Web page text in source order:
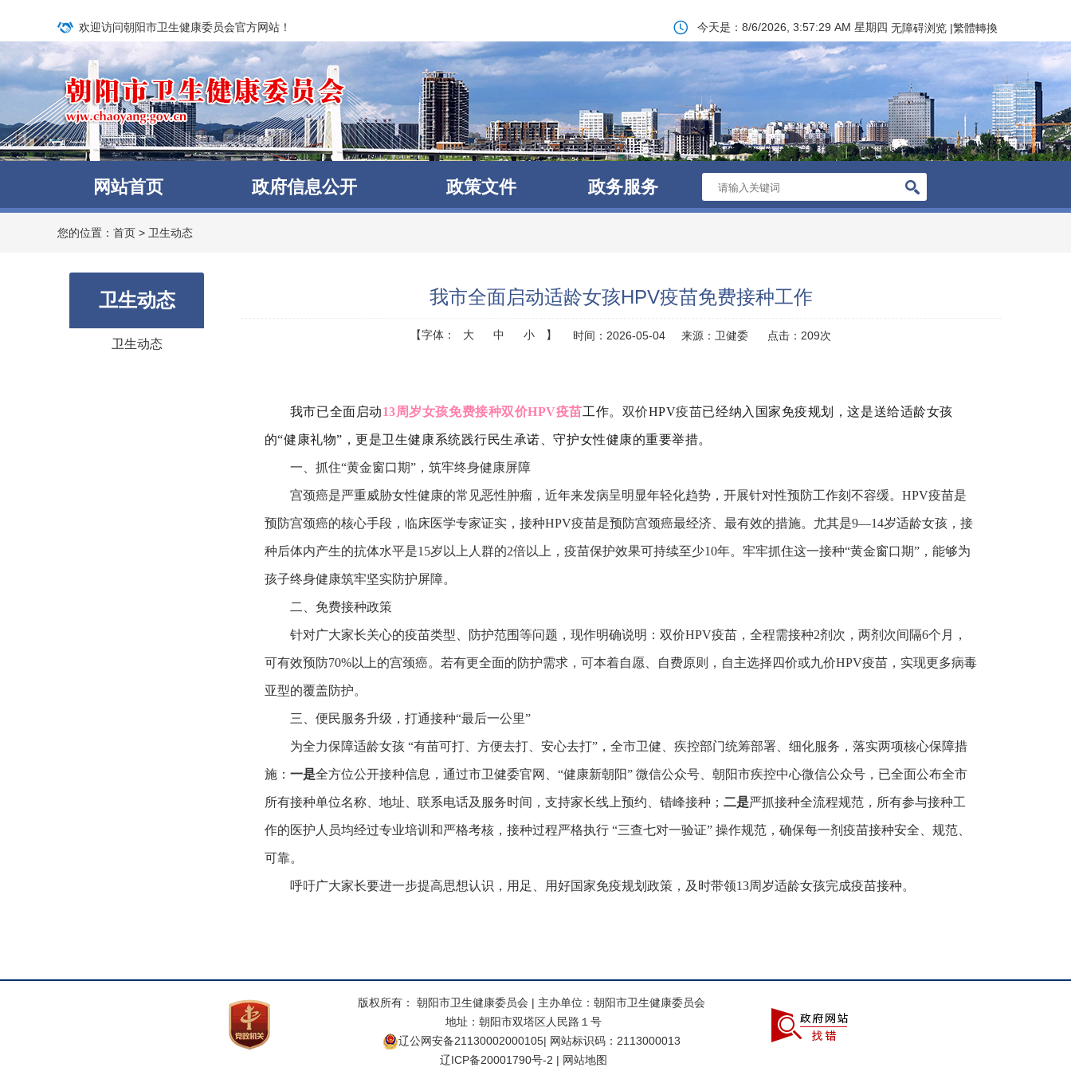
欢迎访问朝阳市卫生健康委员会官方网站！ 今天是： 8/6/2026, 3:57:29 AM 星期四 无障碍浏览 |繁體轉換
网站首页 政府信息公开 政策文件 政务服务
您的位置： 首页 > 卫生动态
卫生动态
卫生动态
我市全面启动适龄女孩HPV疫苗免费接种工作
【字体： 大 中 小 】 时间：2026-05-04 来源：卫健委 点击： 209次
我市已全面启动13周岁女孩免费接种双价HPV疫苗工作。 双价HPV疫苗已经纳入国家免疫规划，这是送给适龄女孩
的“健康礼物” ，更是卫生健康系统践行民生承诺、守护女性健康的重要举措。
一、抓住“黄金窗口期”，筑牢终身健康屏障
宫颈癌是严重威胁女性健康的常见恶性肿瘤，近年来发病呈明显年轻化趋势，开展针对性预防工作刻不容缓。HPV疫苗是
预防宫颈癌的核心手段，临床医学专家证实，接种HPV疫苗是预防宫颈癌最经济、最有效的措施。尤其是9—14岁适龄女孩，接
种后体内产生的抗体水平是15岁以上人群的2倍以上，疫苗保护效果可持续至少10年。牢牢抓住这一接种“黄金窗口期”，能够为
孩子终身健康筑牢坚实防护屏障。
二、免费接种政策
针对广大家长关心的疫苗类型、防护范围等问题，现作明确说明：双价HPV疫苗，全程需接种2剂次，两剂次间隔6个月，
可有效预防70%以上的宫颈癌。若有更全面的防护需求，可本着自愿、自费原则，自主选择四价或九价HPV疫苗，实现更多病毒
亚型的覆盖防护。
三、便民服务升级，打通接种“最后一公里”
为全力保障适龄女孩 “有苗可打、方便去打、安心去打”，全市卫健、疾控部门统筹部署、细化服务，落实两项核心保障措
施： 一是全方位公开接种信息，通过市卫健委官网、“健康新朝阳” 微信公众号、朝阳市疾控中心微信公众号，已全面公布全市
所有接种单位名称、地址、联系电话及服务时间，支持家长线上预约、错峰接种； 二是严抓接种全流程规范，所有参与接种工
作的医护人员均经过专业培训和严格考核，接种过程严格执行 “三查七对一验证” 操作规范，确保每一剂疫苗接种安全、规范、
可靠。
呼吁广大家长要进一步提高思想认识，用足、用好国家免疫规划政策，及时带领13周岁适龄女孩完成疫苗接种。
版权所有： 朝阳市卫生健康委员会 | 主办单位：朝阳市卫生健康委员会
地址：朝阳市双塔区人民路１号
辽公网安备21130002000105| 网站标识码：2113000013
辽ICP备20001790号-2 | 网站地图